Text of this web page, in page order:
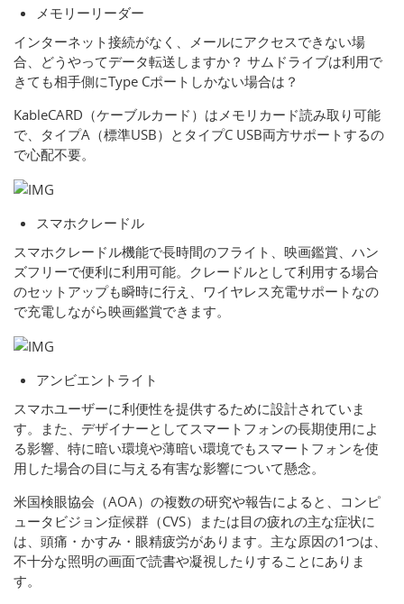
メモリーリーダー
インターネット接続がなく、メールにアクセスできない場
合、どうやってデータ転送しますか？ サムドライブは利用で
きても相手側にType Cポートしかない場合は？
KableCARD（ケーブルカード）はメモリカード読み取り可能
で、タイプA（標準USB）とタイプC USB両方サポートするの
で心配不要。
スマホクレードル
スマホクレードル機能で長時間のフライト、映画鑑賞、ハン
ズフリーで便利に利用可能。クレードルとして利用する場合
のセットアップも瞬時に行え、ワイヤレス充電サポートなの
で充電しながら映画鑑賞できます。
アンビエントライト
スマホユーザーに利便性を提供するために設計されていま
す。また、デザイナーとしてスマートフォンの長期使用によ
る影響、特に暗い環境や薄暗い環境でもスマートフォンを使
用した場合の目に与える有害な影響について懸念。
米国検眼協会（AOA）の複数の研究や報告によると、コンピ
ュータビジョン症候群（CVS）または目の疲れの主な症状に
は、頭痛・かすみ・眼精疲労があります。主な原因の1つは、
不十分な照明の画面で読書や凝視したりすることにありま
す。